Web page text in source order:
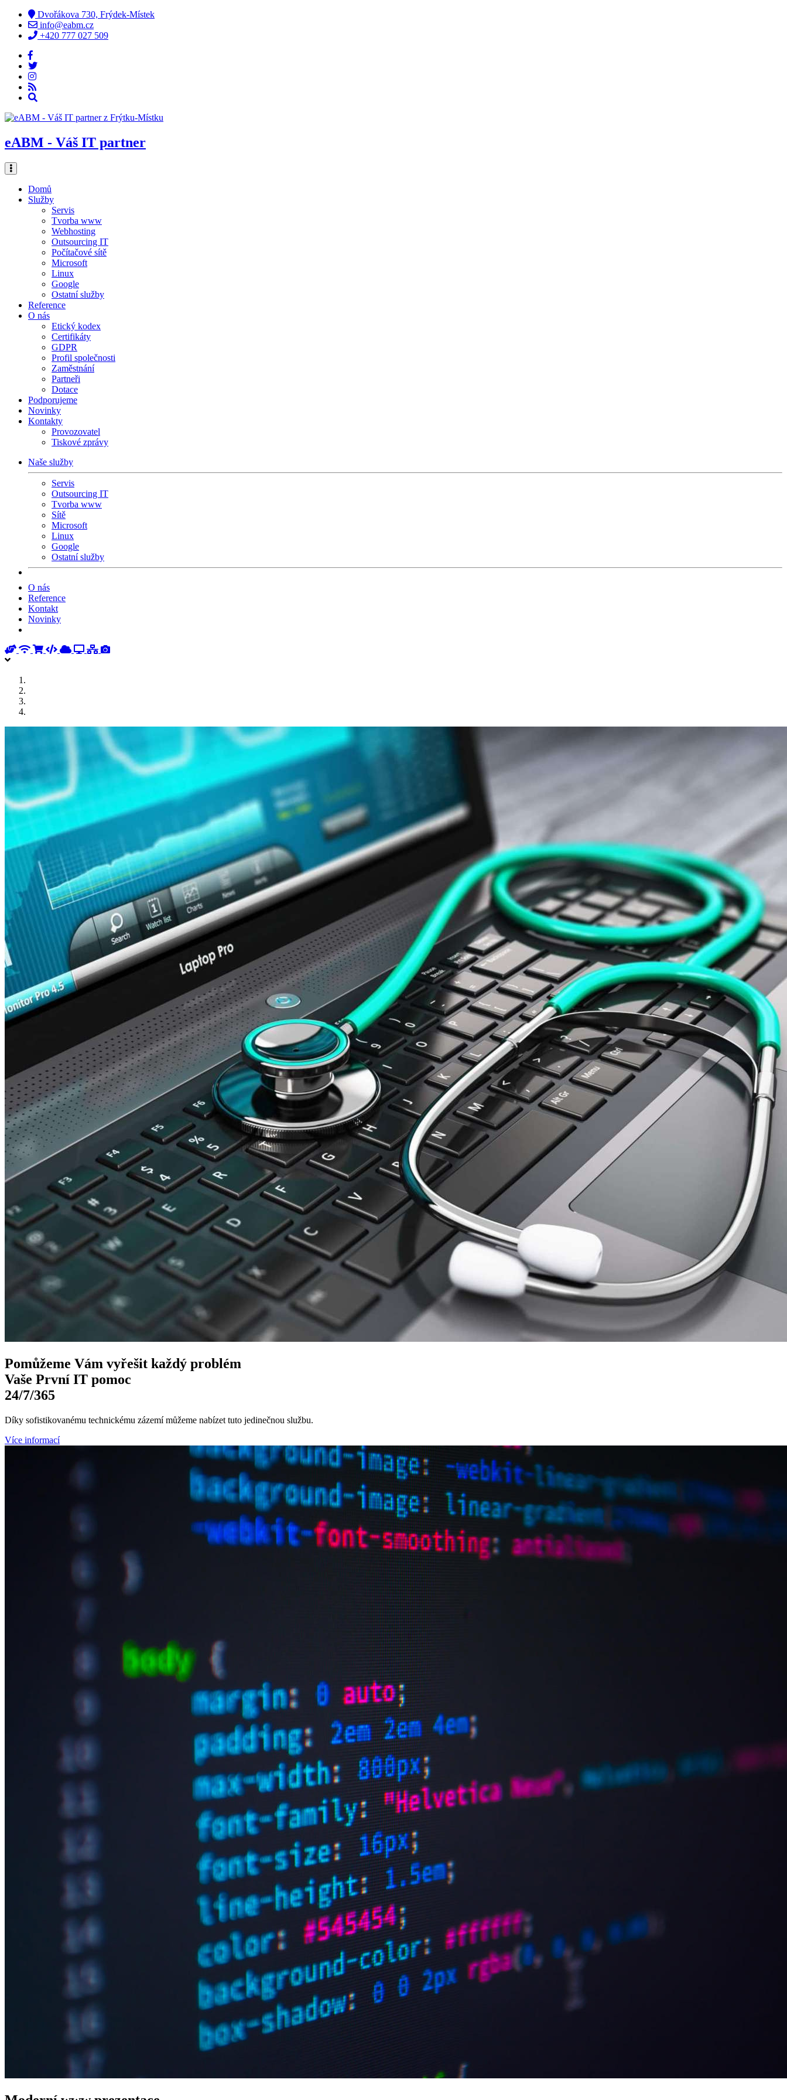
Dvořákova 730, Frýdek-Místek
info@eabm.cz
+420 777 027 509
eABM - Váš IT partner
Domů
Služby
Servis
Tvorba www
Webhosting
Outsourcing IT
Počítačové sítě
Microsoft
Linux
Google
Ostatní služby
Reference
O nás
Etický kodex
Certifikáty
GDPR
Profil společnosti
Zaměstnání
Partneři
Dotace
Podporujeme
Novinky
Kontakty
Provozovatel
Tiskové zprávy
Naše služby
Servis
Outsourcing IT
Tvorba www
Sítě
Microsoft
Linux
Google
Ostatní služby
O nás
Reference
Kontakt
Novinky
Pomůžeme Vámvyřešit každý problém
Vaše PrvníIT pomoc
24/7/365
Díky sofistikovanému technickému zázemí můžeme nabízet tuto jedinečnou službu.
Více informací